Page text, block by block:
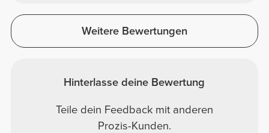
Weitere Bewertungen
Hinterlasse deine Bewertung
Teile dein Feedback mit anderen
Prozis-Kunden.